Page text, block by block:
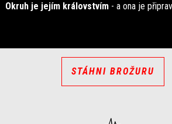
Okruh je jejím královstvím - a ona je
STÁHNI BROŽURU